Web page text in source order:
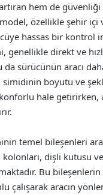
hem de
özellikle şehir içi
hassas bir kontrol
genellikle direkt ve
da sürücünün aracı
simidinin boyutu ve
hale getirirken,
temel bileşenleri
dişli kutusu
Bu
çalışarak aracın